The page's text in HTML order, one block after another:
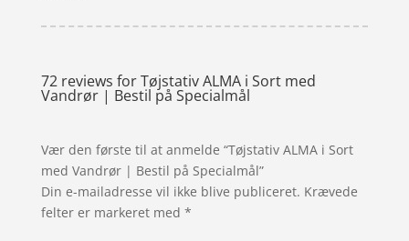
72 reviews forTøjstativ ALMA i Sort med
Vandrør | Bestil på Specialmål
Vær den første til at anmelde “Tøjstativ ALMA i Sort
med Vandrør | Bestil på Specialmål”
Din e-mailadresse vil ikke blive publiceret. Krævede
felter er markeret med *